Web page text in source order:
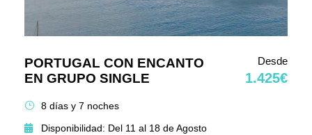
PORTUGAL CON ENCANTO
EN GRUPO SINGLE
Desde
1.425€
8 días y 7 noches
Disponibilidad: Del 11 al 18 de Agosto